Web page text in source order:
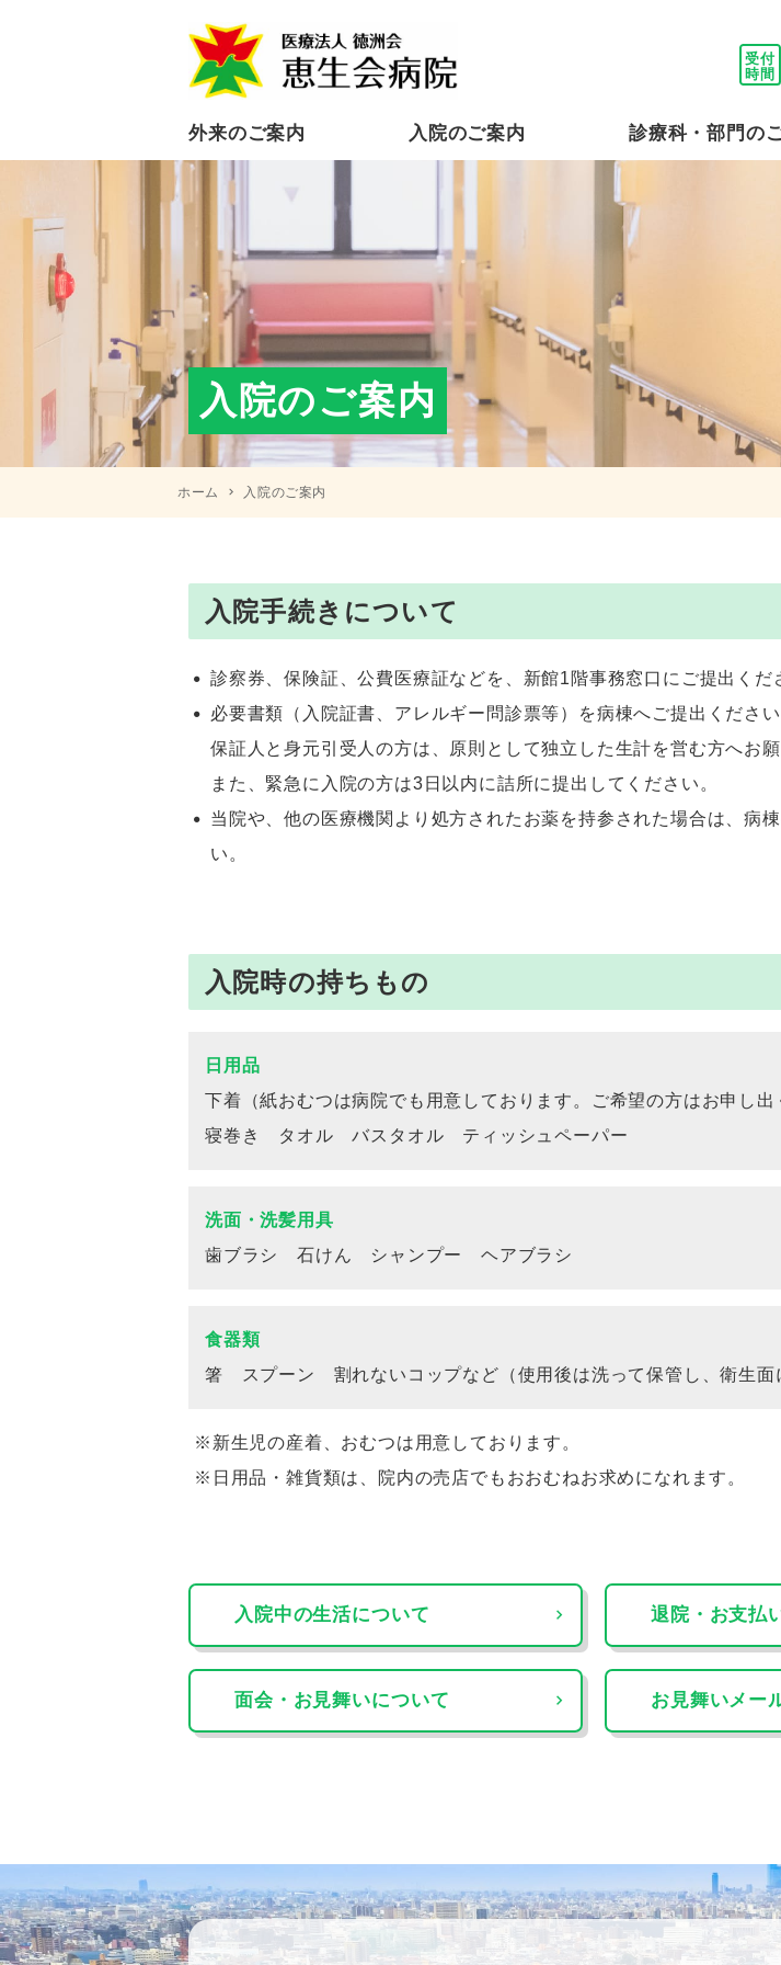
受付
時間
外来のご案内 ⼊院のご案内 診療科・部⾨の
入院のご案内
ホーム 入院のご案内
入院手続きについて
診察券、保険証、公費医療証などを、新館1階事務窓口にご提出くだ
必要書類（入院証書、アレルギー問診票等）を病棟へご提出ください
保証人と身元引受人の方は、原則として独立した生計を営む方へお願
また、緊急に入院の方は3日以内に詰所に提出してください。
当院や、他の医療機関より処方されたお薬を持参された場合は、病
い。
入院時の持ちもの
日用品
下着（紙おむつは病院でも用意しております。ご希望の方はお申し出
寝巻き タオル バスタオル ティッシュペーパー
洗面・洗髪用具
歯ブラシ 石けん シャンプー ヘアブラシ
食器類
箸 スプーン 割れないコップなど（使用後は洗って保管し、衛生面
※新生児の産着、おむつは用意しております。
※日用品・雑貨類は、院内の売店でもおおむねお求めになれます。
入院中の生活について 退院・お支払
面会・お見舞いについて お見舞いメー